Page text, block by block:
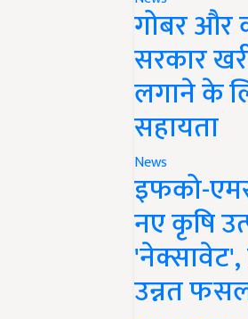
गोबर और
सरकार
लगाने के
सहायता
News
इफको-
नए कृषि
'नेक्सावेट',
उन्नत